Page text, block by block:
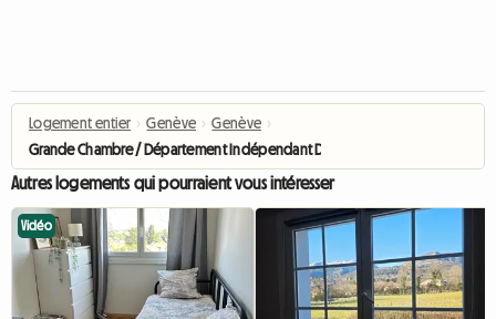
Logement entier › Genève › Genève ›
Grande Chambre / Département Indépendant De Pièces
Autres logements qui pourraient vous intéresser
Vidéo